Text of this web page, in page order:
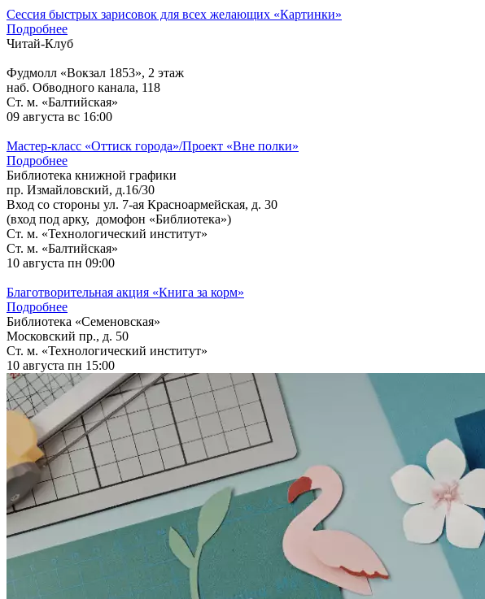
Сессия быстрых зарисовок для всех желающих «Картинки»
Подробнее
Читай-Клуб
Фудмолл «Вокзал 1853», 2 этаж
наб. Обводного канала, 118
Ст. м. «Балтийская»
09 августа вс 16:00
Мастер-класс «Оттиск города»/Проект «Вне полки»
Подробнее
Библиотека книжной графики
пр. Измайловский, д.16/30
Вход со стороны ул. 7-ая Красноармейская, д. 30
(вход под арку, домофон «Библиотека»)
Ст. м. «Технологический институт»
Ст. м. «Балтийская»
10 августа пн 09:00
Благотворительная акция «Книга за корм»
Подробнее
Библиотека «Семеновская»
Московский пр., д. 50
Ст. м. «Технологический институт»
10 августа пн 15:00